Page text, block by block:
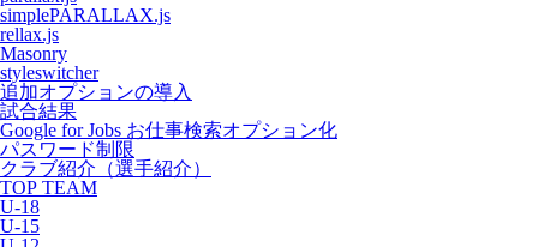
simplePARALLAX.js
rellax.js
Masonry
styleswitcher
追加オプションの導入
試合結果
Google for Jobs お仕事検索オプション化
パスワード制限
クラブ紹介（選手紹介）
TOP TEAM
U-18
U-15